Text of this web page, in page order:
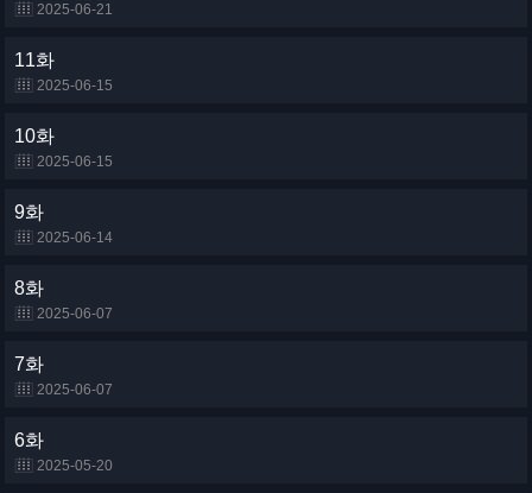
2025-06-21
11화
2025-06-15
10화
2025-06-15
9화
2025-06-14
8화
2025-06-07
7화
2025-06-07
6화
2025-05-20